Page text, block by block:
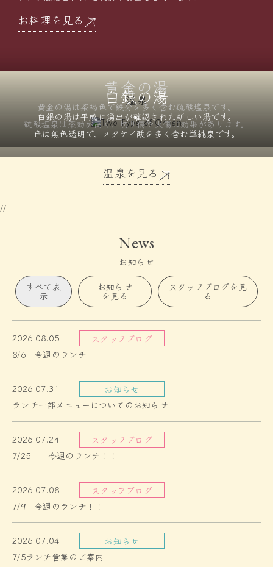
お料理を見る
温泉
黄金の湯
黄金の湯は茶褐色で鉄分を多く含む硫酸塩泉です。
硫酸塩泉は薬効が高く、切り傷や火傷に効果があります。
白銀の湯
白銀の湯は平成に湧出が確認された新しい湯です。
色は無色透明で、メタケイ酸を 多く含む単純泉です。
温泉を見る
//
News
お知らせ
すべて表
示
お知らせ
を見る
スタッフブログを見
る
2026.08.05
スタッフブログ
8/6 今週のランチ!!
2026.07.31
お知らせ
ランチ一部メニューについてのお知らせ
2026.07.24
スタッフブログ
7/25 今週のランチ！！
2026.07.08
スタッフブログ
7/9 今週のランチ！！
2026.07.04
お知らせ
7/5ランチ営業のご案内